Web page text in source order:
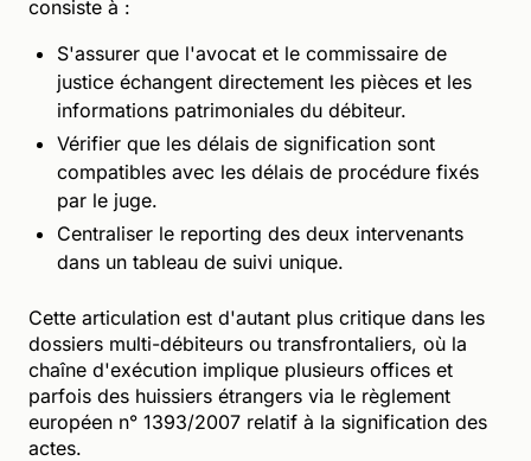
consiste à :
S'assurer que l'avocat et le commissaire de
justice échangent directement les pièces et les
informations patrimoniales du débiteur.
Vérifier que les délais de signification sont
compatibles avec les délais de procédure fixés
par le juge.
Centraliser le reporting des deux intervenants
dans un tableau de suivi unique.
Cette articulation est d'autant plus critique dans les
dossiers multi-débiteurs ou transfrontaliers, où la
chaîne d'exécution implique plusieurs offices et
parfois des huissiers étrangers via le règlement
européen n° 1393/2007 relatif à la signification des
actes.